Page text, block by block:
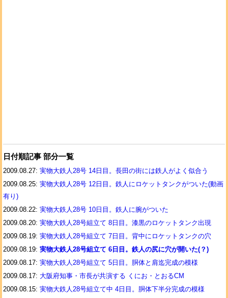
日付順記事 部分一覧
2009.08.27: 実物大鉄人28号 14日目。長田の街には鉄人がよく似合う
2009.08.25: 実物大鉄人28号 12日目。鉄人にロケットタンクがついた(動画
有り)
2009.08.22: 実物大鉄人28号 10日目。鉄人に腕がついた
2009.08.20: 実物大鉄人28号組立て 8日目。漆黒のロケットタンク出現
2009.08.19: 実物大鉄人28号組立て 7日目。背中にロケットタンクの穴
2009.08.19: 実物大鉄人28号組立て 6日目。鉄人の尻に穴が開いた(？)
2009.08.17: 実物大鉄人28号組立て 5日目。胴体と肩迄完成の模様
2009.08.17: 大阪府知事・市長が共演する くにお・とおるCM
2009.08.15: 実物大鉄人28号組立て中 4日目。胴体下半分完成の模様